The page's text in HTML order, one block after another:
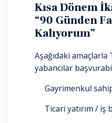
Kısa Dönem
“90 Günden
Kalıyorum”
Aşağıdaki amaçlarla
yabancılar
Gayrimenkul
Ticari yatırım / iş